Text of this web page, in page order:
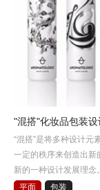
"混搭"化妆品包装设
“混搭”是将多种设计元
一定的秩序来创造出新
新的一种设计发展理念
的一个专业名词，混搭
平面 包装